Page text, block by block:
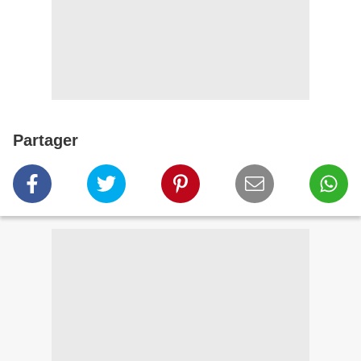
Partager